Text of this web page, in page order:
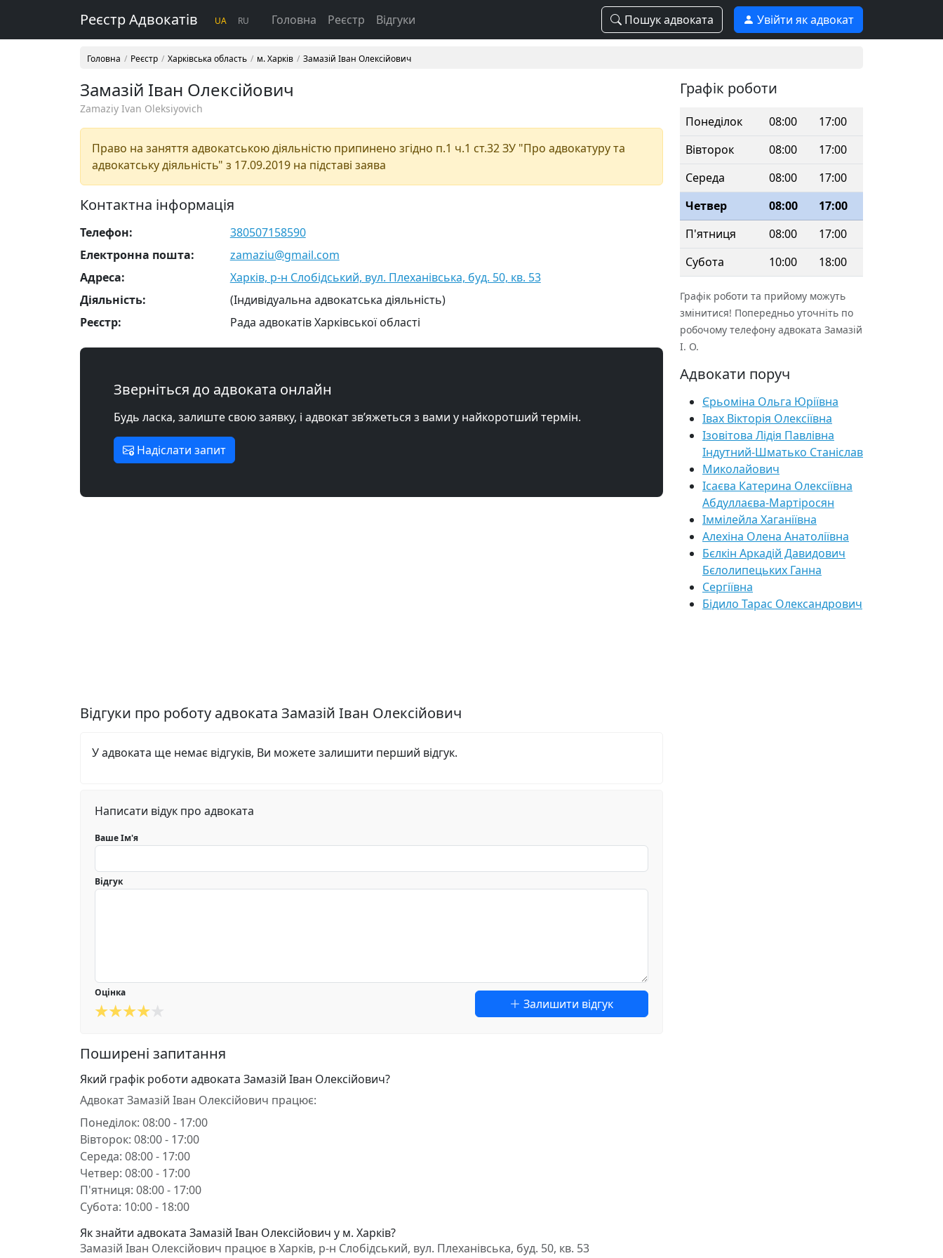
Реєстр Адвокатів UA RU Головна Реєстр Відгуки Пошук адвоката Увійти як адвокат
Головна Реєстр Харківська область м. Харків Замазій Іван Олексійович
Замазій Іван Олексійович
Zamaziy Ivan Oleksiyovich
Право на заняття адвокатською діяльністю припинено згідно п.1 ч.1 ст.32 ЗУ "Про адвокатуру та
адвокатську діяльність" з 17.09.2019 на підставі заява
Контактна інформація
Телефон:
380507158590
Електронна пошта:
zamaziu@gmail.com
Адреса:
Харків, р-н Слобідський, вул. Плеханівська, буд. 50, кв. 53
Діяльність:
(Індивідуальна адвокатська діяльність)
Реєстр:
Рада адвокатів Харківської області
Зверніться до адвоката онлайн
Будь ласка, залиште свою заявку, і адвокат зв’яжеться з вами у найкоротший термін.
Надіслати запит
Відгуки про роботу адвоката Замазій Іван Олексійович
У адвоката ще немає відгуків, Ви можете залишити перший відгук.
Написати відук про адвоката
Ваше Ім'я
Відгук
Оцінка
Залишити відгук
Поширені запитання
Який графік роботи адвоката Замазій Іван Олексійович?
Адвокат Замазій Іван Олексійович працює:
Понеділок: 08:00 - 17:00
Вівторок: 08:00 - 17:00
Середа: 08:00 - 17:00
Четвер: 08:00 - 17:00
П'ятниця: 08:00 - 17:00
Субота: 10:00 - 18:00
Як знайти адвоката Замазій Іван Олексійович у м. Харків?
Замазій Іван Олексійович працює в Харків, р-н Слобідський, вул. Плеханівська, буд. 50, кв. 53
Графік роботи
Понеділок 08:00
17:00
Вівторок
08:00
17:00
Середа
08:00
17:00
Четвер
08:00
17:00
П'ятниця
08:00
17:00
Субота
10:00 18:00
Графік роботи та прийому можуть
змінитися! Попередньо уточніть по
робочому телефону адвоката Замазій
І. О.
Адвокати поруч
Єрьоміна Ольга Юріївна
Івах Вікторія Олексіївна
Ізовітова Лідія Павлівна
Індутний-Шматько Станіслав
Миколайович
Ісаєва Катерина Олексіївна
Абдуллаєва-Мартіросян
Іммілейла Хаганіївна
Алехіна Олена Анатоліївна
Бєлкін Аркадій Давидович
Бєлолипецьких Ганна
Сергіївна
Бідило Тарас Олександрович